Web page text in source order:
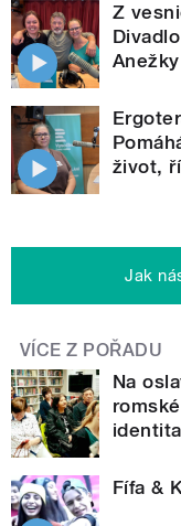
Z
život,
Jak
VÍCE Z POŘADU
Na
identita
Fífa &